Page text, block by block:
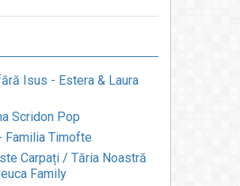
Isus - Estera & Laura
Scridon Pop
Familia Timofte
Carpați / Tăria Noastră
Family